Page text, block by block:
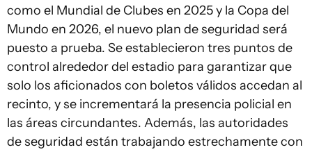
como el Mundial de Clubes en 2025 y la Copa del
Mundo en 2026, el nuevo plan de seguridad será
puesto a prueba. Se establecieron tres puntos de
control alrededor del estadio para garantizar que
solo los aficionados con boletos válidos accedan al
recinto, y se incrementará la presencia policial en
las áreas circundantes. Además, las autoridades
de seguridad están trabajando estrechamente con